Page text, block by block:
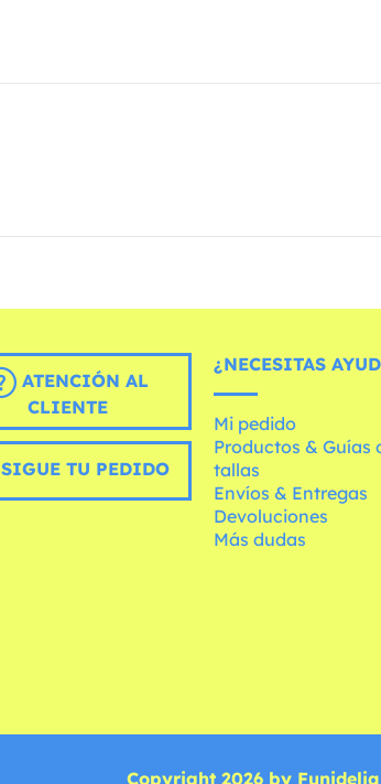
ATENCIÓN AL
CLIENTE
SIGUE TU PEDIDO
¿NECESITAS
Mi pedido
Productos & Guías
tallas
Envíos & Entregas
Devoluciones
Más dudas
Copyright 2026 by